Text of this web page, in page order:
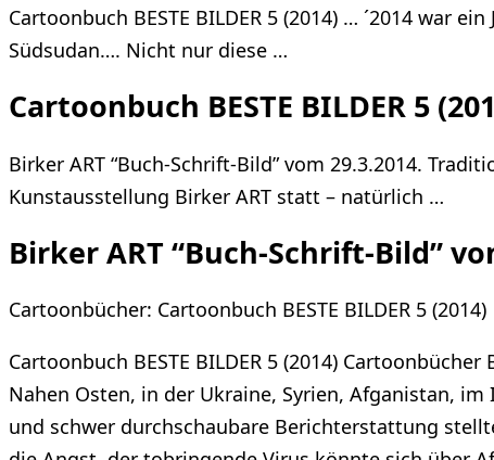
Cartoonbuch BESTE BILDER 5 (2014) … ´2014 war
Südsudan…. Nicht nur diese …
Cartoonbuch BESTE BILDER 5
Birker ART “Buch-Schrift-Bild” vom 29.3.2014.
Kunstausstellung Birker ART statt – natürlich …
Birker ART “Buch-Schrift-Bild”
Cartoonbücher: Cartoonbuch BESTE BILDER 5 (2014)
Cartoonbuch BESTE BILDER 5 (2014)
Nahen Osten, in der Ukraine, Syrien, Afganistan,
und schwer durchschaubare Berichterstattung